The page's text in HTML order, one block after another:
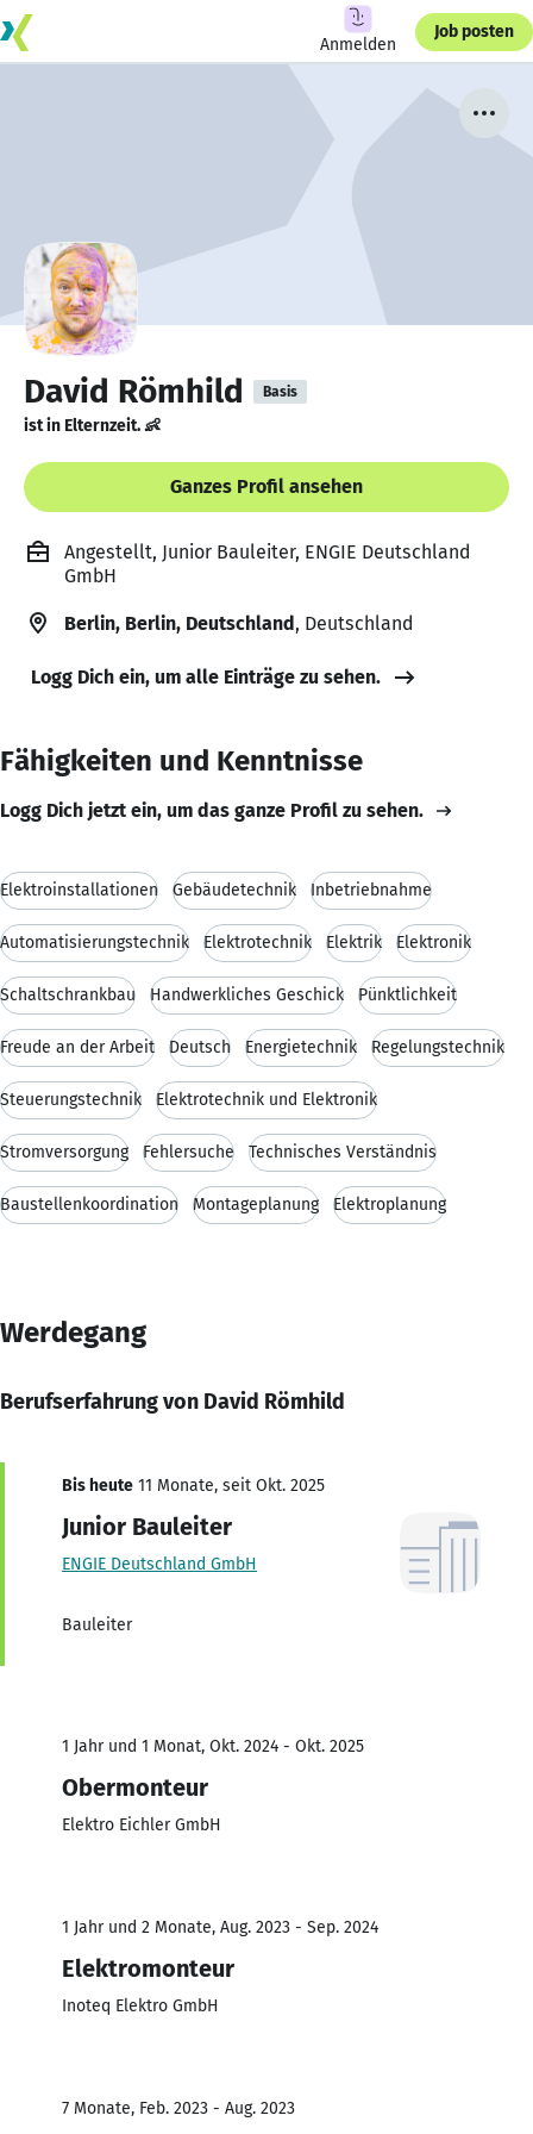
Anmelden
Job posten
David Römhild Basis
ist in Elternzeit. 👶
Ganzes Profil ansehen
Angestellt, Junior Bauleiter, ENGIE Deutschland
GmbH
Berlin, Berlin, Deutschland, Deutschland
Logg Dich ein, um alle Einträge zu sehen.
Fähigkeiten und Kenntnisse
Logg Dich jetzt ein, um das ganze Profil zu sehen.
Elektroinstallationen Gebäudetechnik Inbetriebnahme
Automatisierungstechnik Elektrotechnik Elektrik Elektronik
Schaltschrankbau Handwerkliches Geschick Pünktlichkeit
Freude an der Arbeit Deutsch Energietechnik Regelungstechnik
Steuerungstechnik Elektrotechnik und Elektronik
Stromversorgung Fehlersuche Technisches Verständnis
Baustellenkoordination Montageplanung Elektroplanung
Werdegang
Berufserfahrung von David Römhild
Bis heute 11 Monate, seit Okt. 2025
Junior Bauleiter
ENGIE Deutschland GmbH
Bauleiter
1 Jahr und 1 Monat, Okt. 2024 - Okt. 2025
Obermonteur
Elektro Eichler GmbH
1 Jahr und 2 Monate, Aug. 2023 - Sep. 2024
Elektromonteur
Inoteq Elektro GmbH
7 Monate, Feb. 2023 - Aug. 2023